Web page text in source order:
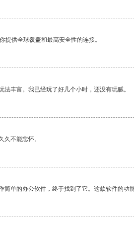
提供全球覆盖和最高安全性的连接。
丰富。我已经玩了好几个小时，还没有玩腻。
久不能忘怀。
简单的办公软件，终于找到了它。这款软件的